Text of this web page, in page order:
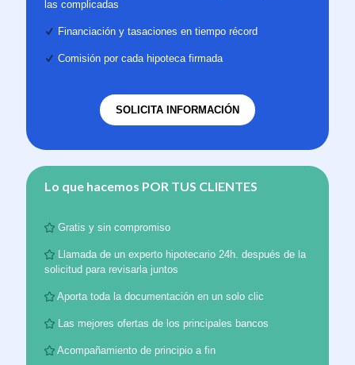
las complicadas
Financiación y tasaciones en tiempo récord
Comisión por cada hipoteca firmada
SOLICITA INFORMACIÓN
Lo que hacemos POR TUS CLIENTES
Gratis y sin compromiso
Llamada de un experto hipotecario 24h. después de la
solicitud para revisarla juntos
Aporta toda la documentación en un solo clic
Las mejores ofertas de los principales bancos
Acompañamiento de principio a fin